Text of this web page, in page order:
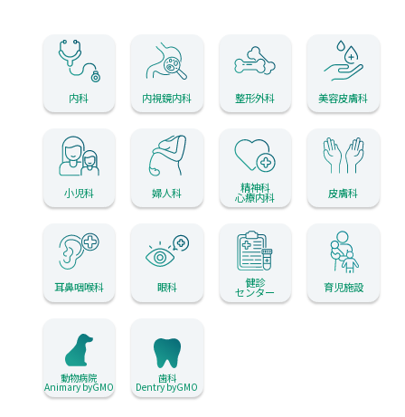
内科 内視鏡内科 整形外科 美容皮膚科
小児科 婦人科 精神科
心療内科 皮膚科
耳鼻咽喉科 眼科 健診
センター 育児施設
動物病院
Animary byGMO
歯科
Dentry byGMO